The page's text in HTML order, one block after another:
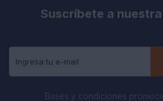
Suscríbete a
Bases y condiciones